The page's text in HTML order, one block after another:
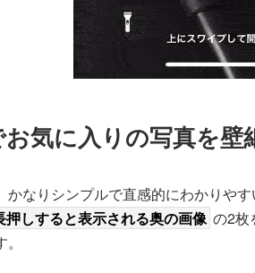
気に入りの写真を壁
かなりシンプルで直感的にわかりやす
押しすると表示される奥の画像 の2枚